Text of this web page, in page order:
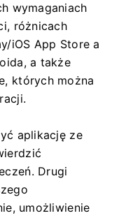
wymaganiach
różnicach
iOS App Store a
a także
których można
aplikację ze
Drugi
umożliwienie